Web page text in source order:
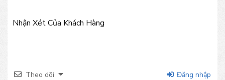
Nhận Xét Của Khách Hàng
Theo dõi Đăng nhập